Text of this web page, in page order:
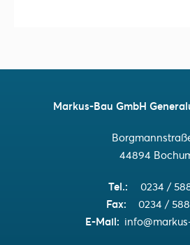
Markus-Bau GmbH
44894
Tel.
0234 /
Fax
0234 /
E-Mail